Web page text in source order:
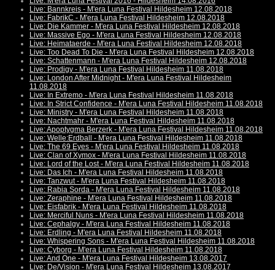
Live: Bannkreis - M'era Luna Festival Hildesheim 12.08.2018
Live: FabrikC - M'era Luna Festival Hildesheim 12.08.2018
Live: Die Kammer - M'era Luna Festival Hildesheim 12.08.2018
Live: Massive Ego - M'era Luna Festival Hildesheim 12.08.2018
Live: Heimataerde - M'era Luna Festival Hildesheim 12.08.2018
Live: Too Dead To Die - M'era Luna Festival Hildesheim 12.08.2018
Live: Schattenmann - M'era Luna Festival Hildesheim 12.08.2018
Live: Prodigy - M'era Luna Festival Hildesheim 11.08.2018
Live: London After Midnight - M'era Luna Festival Hildesheim
11.08.2018
Live: In Extremo - M'era Luna Festival Hildesheim 11.08.2018
Live: In Strict Confidence - M'era Luna Festival Hildesheim 11.08.2018
Live: Ministry - M'era Luna Festival Hildesheim 11.08.2018
Live: Nachtmahr - M'era Luna Festival Hildesheim 11.08.2018
Live: Apoptygma Berzerk - M'era Luna Festival Hildesheim 11.08.2018
Live: Welle:Erdball - M'era Luna Festival Hildesheim 11.08.2018
Live: The 69 Eyes - M'era Luna Festival Hildesheim 11.08.2018
Live: Clan of Xymox - M'era Luna Festival Hildesheim 11.08.2018
Live: Lord of the Lost - M'era Luna Festival Hildesheim 11.08.2018
Live: Das Ich - M'era Luna Festival Hildesheim 11.08.2018
Live: Tanzwut - M'era Luna Festival Hildesheim 11.08.2018
Live: Rabia Sorda - M'era Luna Festival Hildesheim 11.08.2018
Live: Zeraphine - M'era Luna Festival Hildesheim 11.08.2018
Live: Eisfabrik - M'era Luna Festival Hildesheim 11.08.2018
Live: Merciful Nuns - M'era Luna Festival Hildesheim 11.08.2018
Live: Cephalgy - M'era Luna Festival Hildesheim 11.08.2018
Live: Erdling - M'era Luna Festival Hildesheim 11.08.2018
Live: Whispering Sons - M'era Luna Festival Hildesheim 11.08.2018
Live: Cyborg - M'era Luna Festival Hildesheim 11.08.2018
Live: And One - M'era Luna Festival Hildesheim 13.08.2017
Live: De/Vision - M'era Luna Festival Hildesheim 13.08.2017